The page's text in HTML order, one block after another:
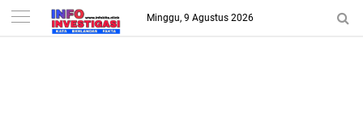
-->
Minggu, 9 Agustus 2026